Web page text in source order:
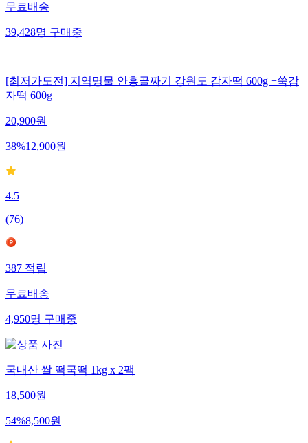
무료배송
39,428명 구매중
[최저가도전] 지역명물 안흥골짜기 강원도 감자떡 600g +쑥감
자떡 600g
20,900원
38%12,900원
4.5
(76)
387적립
무료배송
4,950명구매중
국내산 쌀 떡국떡 1kg x 2팩
18,500원
54%8,500원